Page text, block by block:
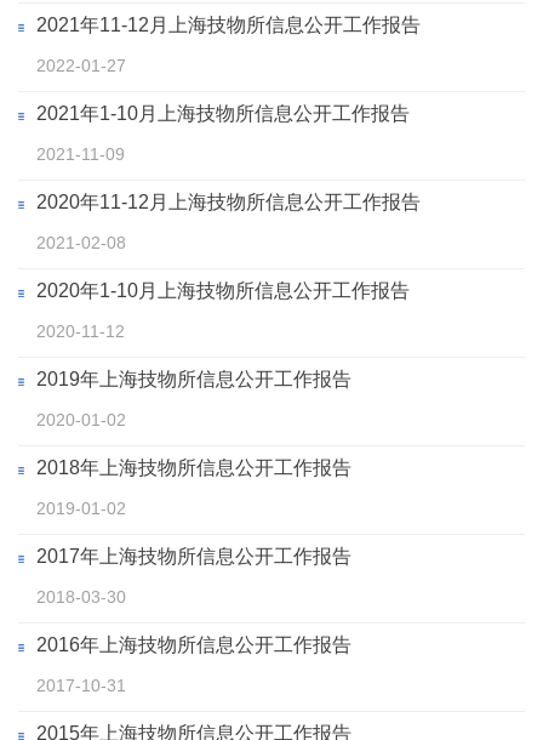
2021年11-12月上海技物所信息公开工作报告
2022-01-27
2021年1-10月上海技物所信息公开工作报告
2021-11-09
2020年11-12月上海技物所信息公开工作报告
2021-02-08
2020年1-10月上海技物所信息公开工作报告
2020-11-12
2019年上海技物所信息公开工作报告
2020-01-02
2018年上海技物所信息公开工作报告
2019-01-02
2017年上海技物所信息公开工作报告
2018-03-30
2016年上海技物所信息公开工作报告
2017-10-31
2015年上海技物所信息公开工作报告